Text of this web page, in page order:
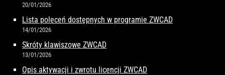
20/01/2026
Lista poleceń dostępnych w programie ZWCAD
14/01/2026
Skróty klawiszowe ZWCAD
13/01/2026
Opis aktywacji i zwrotu licencji ZWCAD